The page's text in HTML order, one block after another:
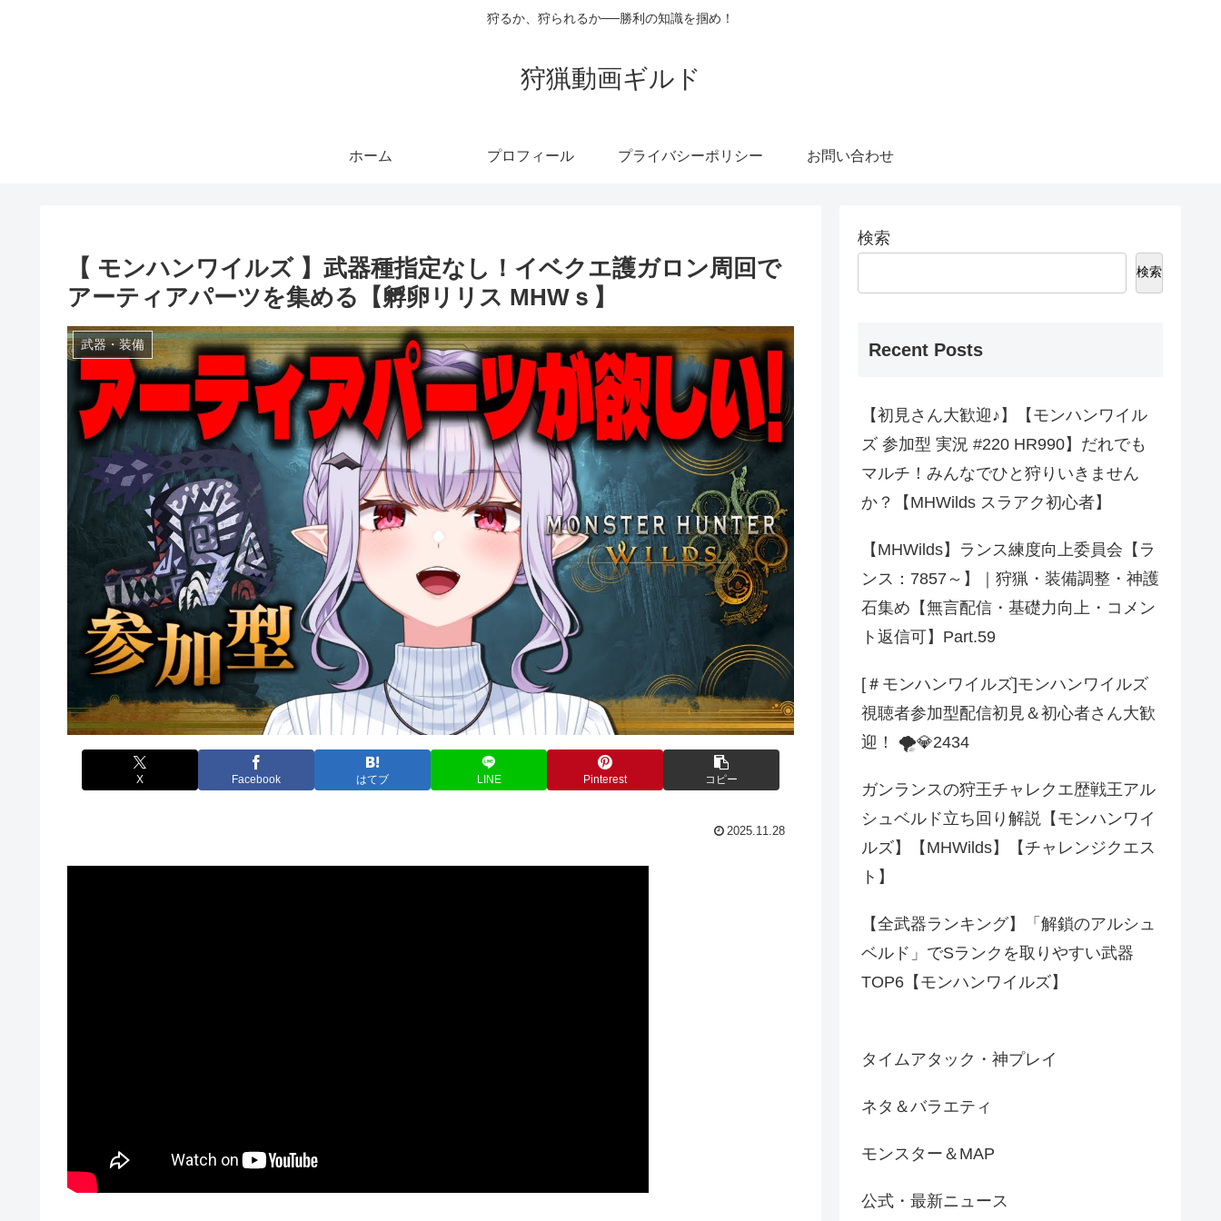
狩るか、狩られるか──勝利の知識を掴め！
狩猟動画ギルド
ホーム プロフィール プライバシーポリシー お問い合わせ
【 モンハンワイルズ 】武器種指定なし！イベクエ護ガロン周回で
アーティアパーツを集める【孵卵リリス MHWｓ】
武器・装備
X Facebook はてブ LINE Pinterest コピー
2025.11.28
検索
検索
Recent Posts
【初見さん大歓迎♪】【モンハンワイル
ズ 参加型 実況 #220 HR990】だれでも
マルチ！みんなでひと狩りいきません
か？【MHWilds スラアク初心者】
【MHWilds】ランス練度向上委員会【ラ
ンス：7857～】｜狩猟・装備調整・神護
石集め【無言配信・基礎力向上・コメン
ト返信可】Part.59
[＃モンハンワイルズ]モンハンワイルズ
視聴者参加型配信初見＆初心者さん大歓
迎！ 🌪️💎2434
ガンランスの狩王チャレクエ歴戦王アル
シュベルド立ち回り解説【モンハンワイ
ルズ】【MHWilds】【チャレンジクエス
ト】
【全武器ランキング】「解鎖のアルシュ
ベルド」でSランクを取りやすい武器
TOP6【モンハンワイルズ】
タイムアタック・神プレイ
ネタ＆バラエティ
モンスター＆MAP
公式・最新ニュース